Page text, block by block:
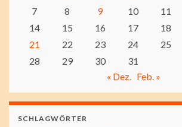
7
8 9 10 11
14
15 16 17 18
21
22 23 24 25
28
29 30
31
« Dez. Feb. »
SCHLAGWÖRTER